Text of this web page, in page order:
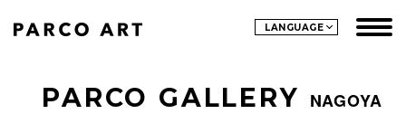
LANGUAGE
PARCO GALLERY NAGOYA